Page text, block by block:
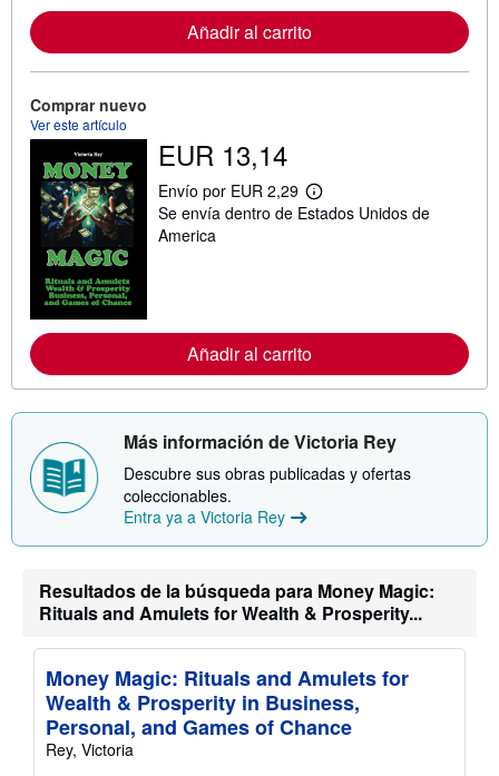
m
ó
l
a
e
e
n
í
Añadir al carrito
Comprar nuevo
Ver este artículo
EUR 13,14
Envío por EUR 2,29
M
á
m
n
o
r
s
a
r
i
a
d
e
e
n
Se envía dentro de Estados Unidos de
America
Añadir al carrito
Más información de Victoria Rey
Descubre sus obras publicadas y ofertas
coleccionables.
Entra ya a Victoria Rey
Resultados de la búsqueda para Money Magic:
Rituals and Amulets for Wealth & Prosperity...
Money Magic: Rituals and Amulets for
Wealth & Prosperity in Business,
Personal, and Games of Chance
Rey, Victoria